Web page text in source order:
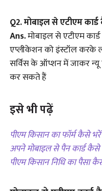
Q2. मोबाइल से एटीएम
Ans.मोबाइल से एटीएम
एप्लीकेशन को इंस्टॉल करके
सर्विस के ऑप्शन में जाकर न्यू
कर सकते हैं
इसे भी पढ़ें
पीएम किसान का फॉर्म कैसे भरें
अपने मोबाइल से पैन कार्ड कैसे
पीएम किसान निधि का पैसा